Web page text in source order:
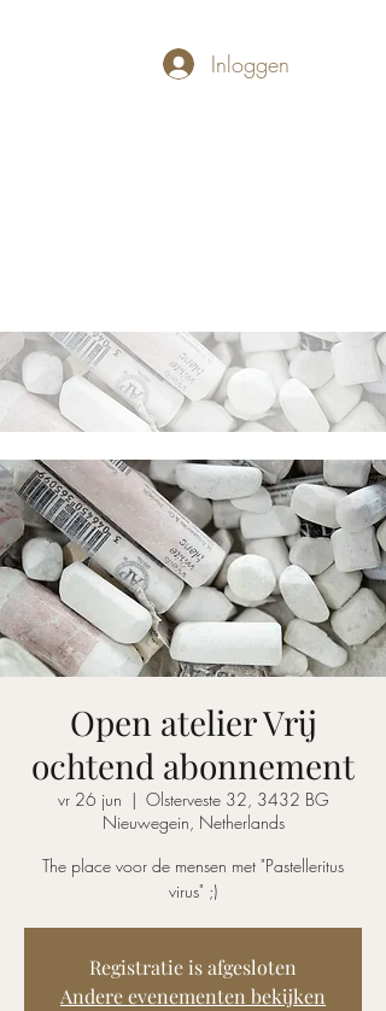
Inloggen
Open atelier Vrij
ochtend abonnement
vr 26 jun
  |
Olsterveste 32, 3432 BG
Nieuwegein, Netherlands
The place voor de mensen met "Pastelleritus
virus" ;)
Registratie is afgesloten
Andere evenementen bekijken